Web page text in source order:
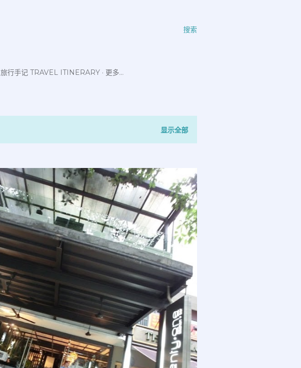
搜索
旅行手记 TRAVEL ITINERARY 更多…
显示全部